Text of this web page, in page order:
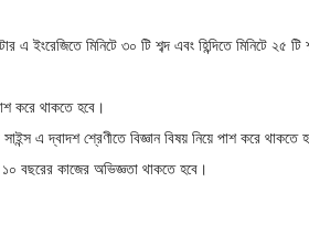
ইংরেজিতে মিনিটে ৩০ টি শব্দ এবং হিন্দিতে মিনিটে ২৫ টি
করে থাকতে হবে।
এ দ্বাদশ শ্রেণীতে বিজ্ঞান বিষয় নিয়ে পাশ করে থাকতে
১০ বছরের কাজের অভিজ্ঞতা থাকতে হবে।